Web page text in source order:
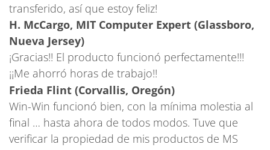
transferido, así que estoy feliz!
H. McCargo, MIT Computer Expert (Glassboro,
Nueva Jersey)
¡Gracias!! El producto funcionó perfectamente!!!
¡¡Me ahorró horas de trabajo!!
Frieda Flint (Corvallis, Oregón)
Win-Win funcionó bien, con la mínima molestia al
final … hasta ahora de todos modos. Tuve que
verificar la propiedad de mis productos de MS